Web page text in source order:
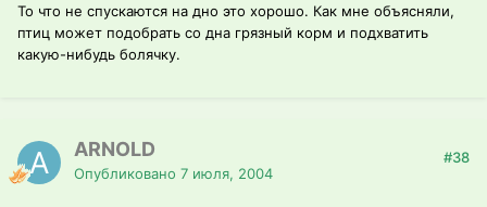
То что не спускаются на дно это хорошо. Как мне объясняли,
птиц может подобрать со дна грязный корм и подхватить
какую-нибудь болячку.
ARNOLD
Опубликовано 7 июля, 2004
#38